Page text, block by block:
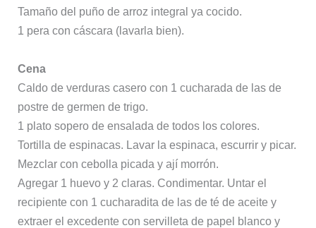
Tamaño del puño de arroz integral ya cocido.
1 pera con cáscara (lavarla bien).
Cena
Caldo de verduras casero con 1 cucharada de las de
postre de germen de trigo.
1 plato sopero de ensalada de todos los colores.
Tortilla de espinacas. Lavar la espinaca, escurrir y picar.
Mezclar con cebolla picada y ají morrón.
Agregar 1 huevo y 2 claras. Condimentar. Untar el
recipiente con 1 cucharadita de las de té de aceite y
extraer el excedente con servilleta de papel blanco y